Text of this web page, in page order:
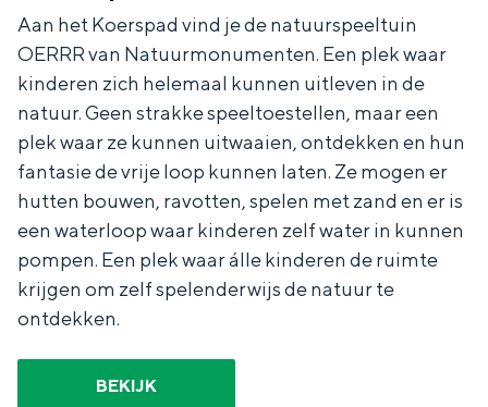
Aan het Koerspad vind je de natuurspeeltuin
OERRR van Natuurmonumenten. Een plek waar
kinderen zich helemaal kunnen uitleven in de
natuur. Geen strakke speeltoestellen, maar een
plek waar ze kunnen uitwaaien, ontdekken en hun
fantasie de vrije loop kunnen laten. Ze mogen er
hutten bouwen, ravotten, spelen met zand en er is
een waterloop waar kinderen zelf water in kunnen
pompen. Een plek waar álle kinderen de ruimte
krijgen om zelf spelenderwijs de natuur te
ontdekken.
BEKIJK